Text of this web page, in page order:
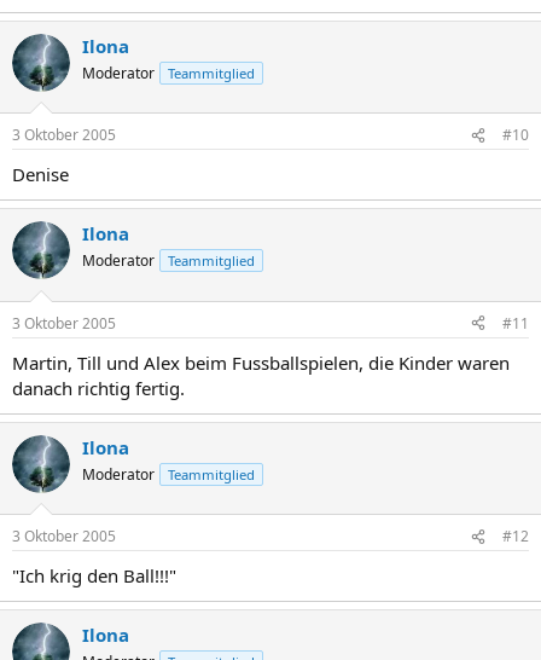
Ilona
Moderator Teammitglied
3 Oktober 2005 #10
Denise
Ilona
Moderator Teammitglied
3 Oktober 2005 #11
Martin, Till und Alex beim Fussballspielen, die Kinder waren
danach richtig fertig.
Ilona
Moderator Teammitglied
3 Oktober 2005 #12
"Ich krig den Ball!!!"
Ilona